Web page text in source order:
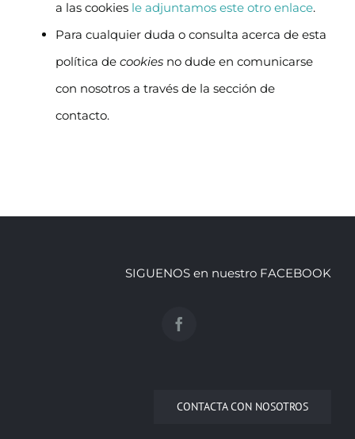
a las cookies le adjuntamos este otro enlace.
Para cualquier duda o consulta acerca de esta
política de cookies no dude en comunicarse
con nosotros a través de la sección de
contacto.
SIGUENOS en nuestro FACEBOOK
CONTACTA CON NOSOTROS